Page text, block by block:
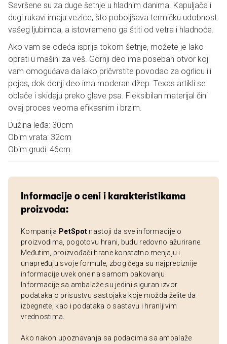
Savršene su za duge šetnje u hladnim danima. Kapuljača i
dugi rukavi imaju vezice, što poboljšava termičku udobnost
vašeg ljubimca, a istovremeno ga štiti od vetra i hladnoće.
Ako vam se odeća isprlja tokom šetnje, možete je lako
oprati u mašini za veš. Gornji deo ima poseban otvor koji
vam omogućava da lako pričvrstite povodac za ogrlicu ili
pojas, dok donji deo ima moderan džep. Texas artikli se
oblače i skidaju preko glave psa. Fleksibilan materijal čini
ovaj proces veoma efikasnim i brzim.
Dužina leđa: 30cm
Obim vrata: 32cm
Obim grudi: 46cm
Informacije o ceni i karakteristikama
proizvoda:
Kompanija PetSpot nastoji da sve informacije o
proizvodima, pogotovu hrani, budu redovno ažurirane.
Međutim, proizvođači hrane konstatno menjaju i
unapređuju svoje formule, zbog čega su najpreciznije
informacije uvek one na samom pakovanju.
Informacije sa ambalaže su jedini siguran izvor
podataka o prisustvu sastojaka koje možda želite da
izbegnete, kao i podataka o sastavu i hranljivim
vrednostima.
Ako nakon upoznavanja sa podacima sa ambalaže